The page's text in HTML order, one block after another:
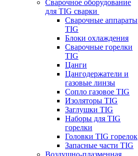
Сварочное оборудование
для TIG сварки
Сварочные аппараты
TIG
Блоки охлаждения
Сварочные горелки
TIG
Цанги
Цангодержатели и
газовые линзы
Сопло газовое TIG
Изоляторы TIG
Заглушки TIG
Наборы для TIG
горелки
Головки TIG горелок
Запасные части TIG
Воздушно-плазменная